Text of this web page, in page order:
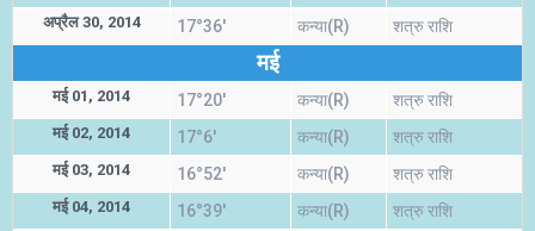
अप्रैल 30, 2014 17°36' कन्या(R) शत्रु राशि
मई
मई 01, 2014 17°20' कन्या(R) शत्रु राशि
मई 02, 2014 17°6' कन्या(R) शत्रु राशि
मई 03, 2014 16°52' कन्या(R) शत्रु राशि
मई 04, 2014 16°39' कन्या(R) शत्रु राशि